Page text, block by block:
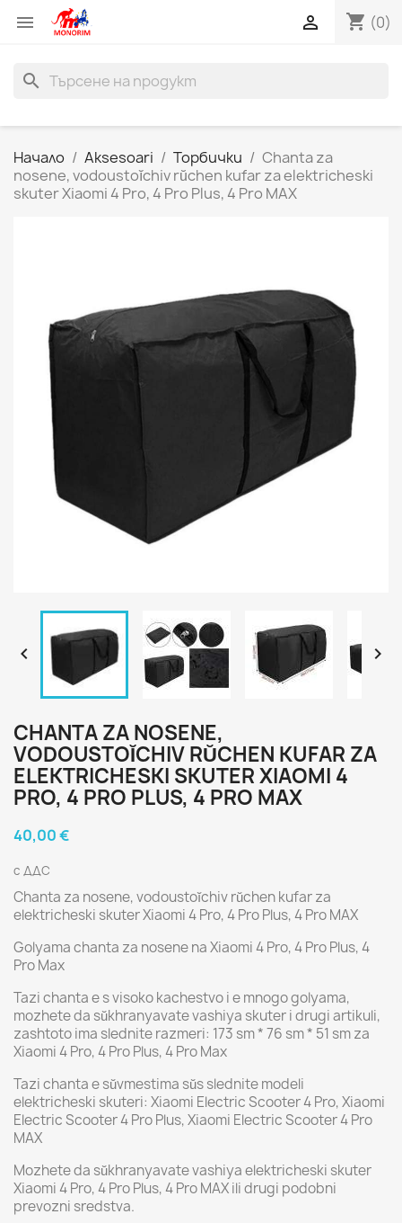
 shopping_cart (0)

search
Начало Aksesoari Торбички
Chanta za
nosene, vodoustoĭchiv rŭchen kufar za elektricheski
skuter Xiaomi 4 Pro, 4 Pro Plus, 4 Pro MAX
 
CHANTA ZA NOSENE,
VODOUSTOĬCHIV RŬCHEN KUFAR ZA
ELEKTRICHESKI SKUTER XIAOMI 4
PRO, 4 PRO PLUS, 4 PRO MAX
40,00 €
с ДДС
Chanta za nosene, vodoustoĭchiv rŭchen kufar za
elektricheski skuter Xiaomi 4 Pro, 4 Pro Plus, 4 Pro MAX
Golyama chanta za nosene na Xiaomi 4 Pro, 4 Pro Plus, 4
Pro Max
Tazi chanta e s visoko kachestvo i e mnogo golyama,
mozhete da sŭkhranyavate vashiya skuter i drugi artikuli,
zashtoto ima slednite razmeri: 173 sm * 76 sm * 51 sm za
Xiaomi 4 Pro, 4 Pro Plus, 4 Pro Max
Tazi chanta e sŭvmestima sŭs slednite modeli
elektricheski skuteri: Xiaomi Electric Scooter 4 Pro, Xiaomi
Electric Scooter 4 Pro Plus, Xiaomi Electric Scooter 4 Pro
MAX
Mozhete da sŭkhranyavate vashiya elektricheski skuter
Xiaomi 4 Pro, 4 Pro Plus, 4 Pro MAX ili drugi podobni
prevozni sredstva.